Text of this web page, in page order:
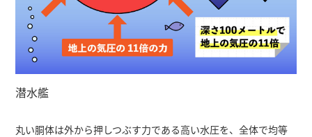
潜水艦
丸い胴体は外から押しつぶす力である高い水圧を、全体で均等